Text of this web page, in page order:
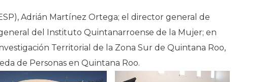
Adrián Martínez Ortega; el director general de
del Instituto Quintanarroense de la Mujer; en
Territorial de la Zona Sur de Quintana Roo,
de Personas en Quintana Roo.